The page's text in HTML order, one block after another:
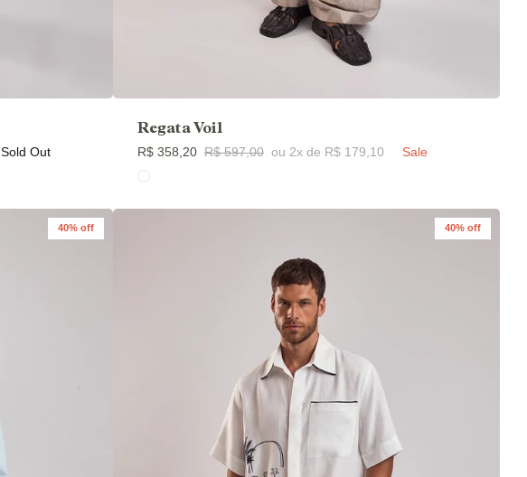
Sold Out
Regata Voil
R$ 358,20 R$ 597,00 ou 2x de R$ 179,10 Sale
40% off 40% off